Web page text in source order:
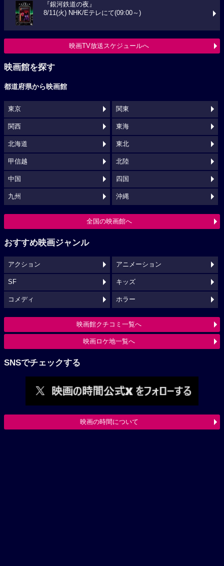
『銀河鉄道の夜』
8/11(火) NHK/Eテレにて(09:00～)
映画TV放送スケジュールへ
映画館を探す
都道府県から映画館
東京 関東
関西 東海
北海道 東北
甲信越 北陸
中国 四国
九州 沖縄
全国の映画館へ
おすすめ映画ジャンル
アクション アニメーション
SF キッズ
コメディ ホラー
映画館クチコミ一覧へ
映画ロケ地一覧へ
SNSでチェックする
映画の時間について